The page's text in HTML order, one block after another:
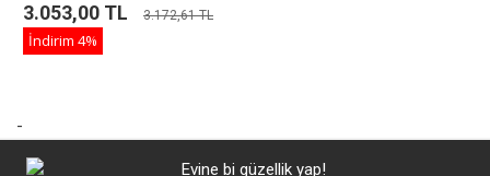
3.053,00 TL 3.172,61 TL
İndirim 4%
-